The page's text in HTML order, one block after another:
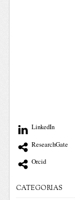
LinkedIn
ResearchGate
Orcid
CATEGORIAS